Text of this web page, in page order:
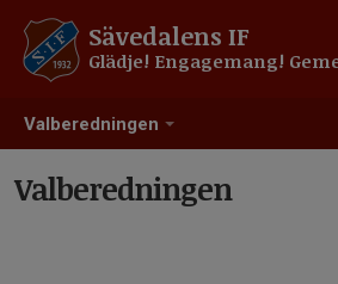
Valberedningen
Sävedalens IF
Glädje! Engagemang!
Valberedningen